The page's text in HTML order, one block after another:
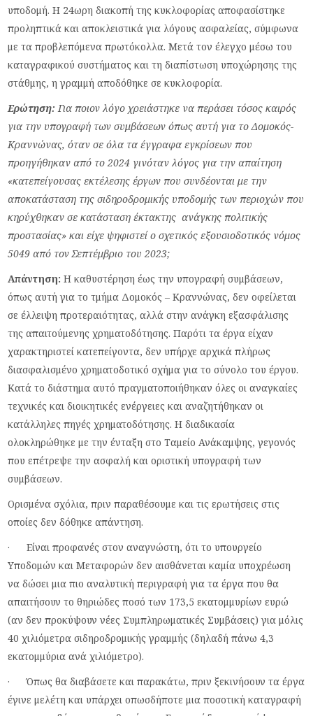
υποδομή. Η 24ωρη διακοπή της κυκλοφορίας αποφασίστηκε
προληπτικά και αποκλειστικά για λόγους ασφαλείας, σύμφωνα
με τα προβλεπόμενα πρωτόκολλα. Μετά τον έλεγχο μέσω του
καταγραφικού συστήματος και τη διαπίστωση υποχώρησης της
στάθμης, η γραμμή αποδόθηκε σε κυκλοφορία.
Ερώτηση: Για ποιον λόγο χρειάστηκε να περάσει τόσος καιρός
για την υπογραφή των συμβάσεων όπως αυτή για το Δομοκός-
Κραννώνας, όταν σε όλα τα έγγραφα εγκρίσεων που
προηγήθηκαν από το 2024 γινόταν λόγος για την απαίτηση
«κατεπείγουσας εκτέλεσης έργων που συνδέονται με την
αποκατάσταση της σιδηροδρομικής υποδομής των περιοχών που
κηρύχθηκαν σε κατάσταση έκτακτης ανάγκης πολιτικής
προστασίας» και είχε ψηφιστεί ο σχετικός εξουσιοδοτικός νόμος
5049 από τον Σεπτέμβριο του 2023;
Απάντηση: Η καθυστέρηση έως την υπογραφή συμβάσεων,
όπως αυτή για το τμήμα Δομοκός – Κραννώνας, δεν οφείλεται
σε έλλειψη προτεραιότητας, αλλά στην ανάγκη εξασφάλισης
της απαιτούμενης χρηματοδότησης. Παρότι τα έργα είχαν
χαρακτηριστεί κατεπείγοντα, δεν υπήρχε αρχικά πλήρως
διασφαλισμένο χρηματοδοτικό σχήμα για το σύνολο του έργου.
Κατά το διάστημα αυτό πραγματοποιήθηκαν όλες οι αναγκαίες
τεχνικές και διοικητικές ενέργειες και αναζητήθηκαν οι
κατάλληλες πηγές χρηματοδότησης. Η διαδικασία
ολοκληρώθηκε με την ένταξη στο Ταμείο Ανάκαμψης, γεγονός
που επέτρεψε την ασφαλή και οριστική υπογραφή των
συμβάσεων.
Ορισμένα σχόλια, πριν παραθέσουμε και τις ερωτήσεις στις
οποίες δεν δόθηκε απάντηση.
· Είναι προφανές στον αναγνώστη, ότι το υπουργείο
Υποδομών και Μεταφορών δεν αισθάνεται καμία υποχρέωση
να δώσει μια πιο αναλυτική περιγραφή για τα έργα που θα
απαιτήσουν το θηριώδες ποσό των 173,5 εκατομμυρίων ευρώ
(αν δεν προκύψουν νέες Συμπληρωματικές Συμβάσεις) για μόλις
40 χιλιόμετρα σιδηροδρομικής γραμμής (δηλαδή πάνω 4,3
εκατομμύρια ανά χιλιόμετρο).
· Όπως θα διαβάσετε και παρακάτω, πριν ξεκινήσουν τα έργα
έγινε μελέτη και υπάρχει οπωσδήποτε μια ποσοτική καταγραφή